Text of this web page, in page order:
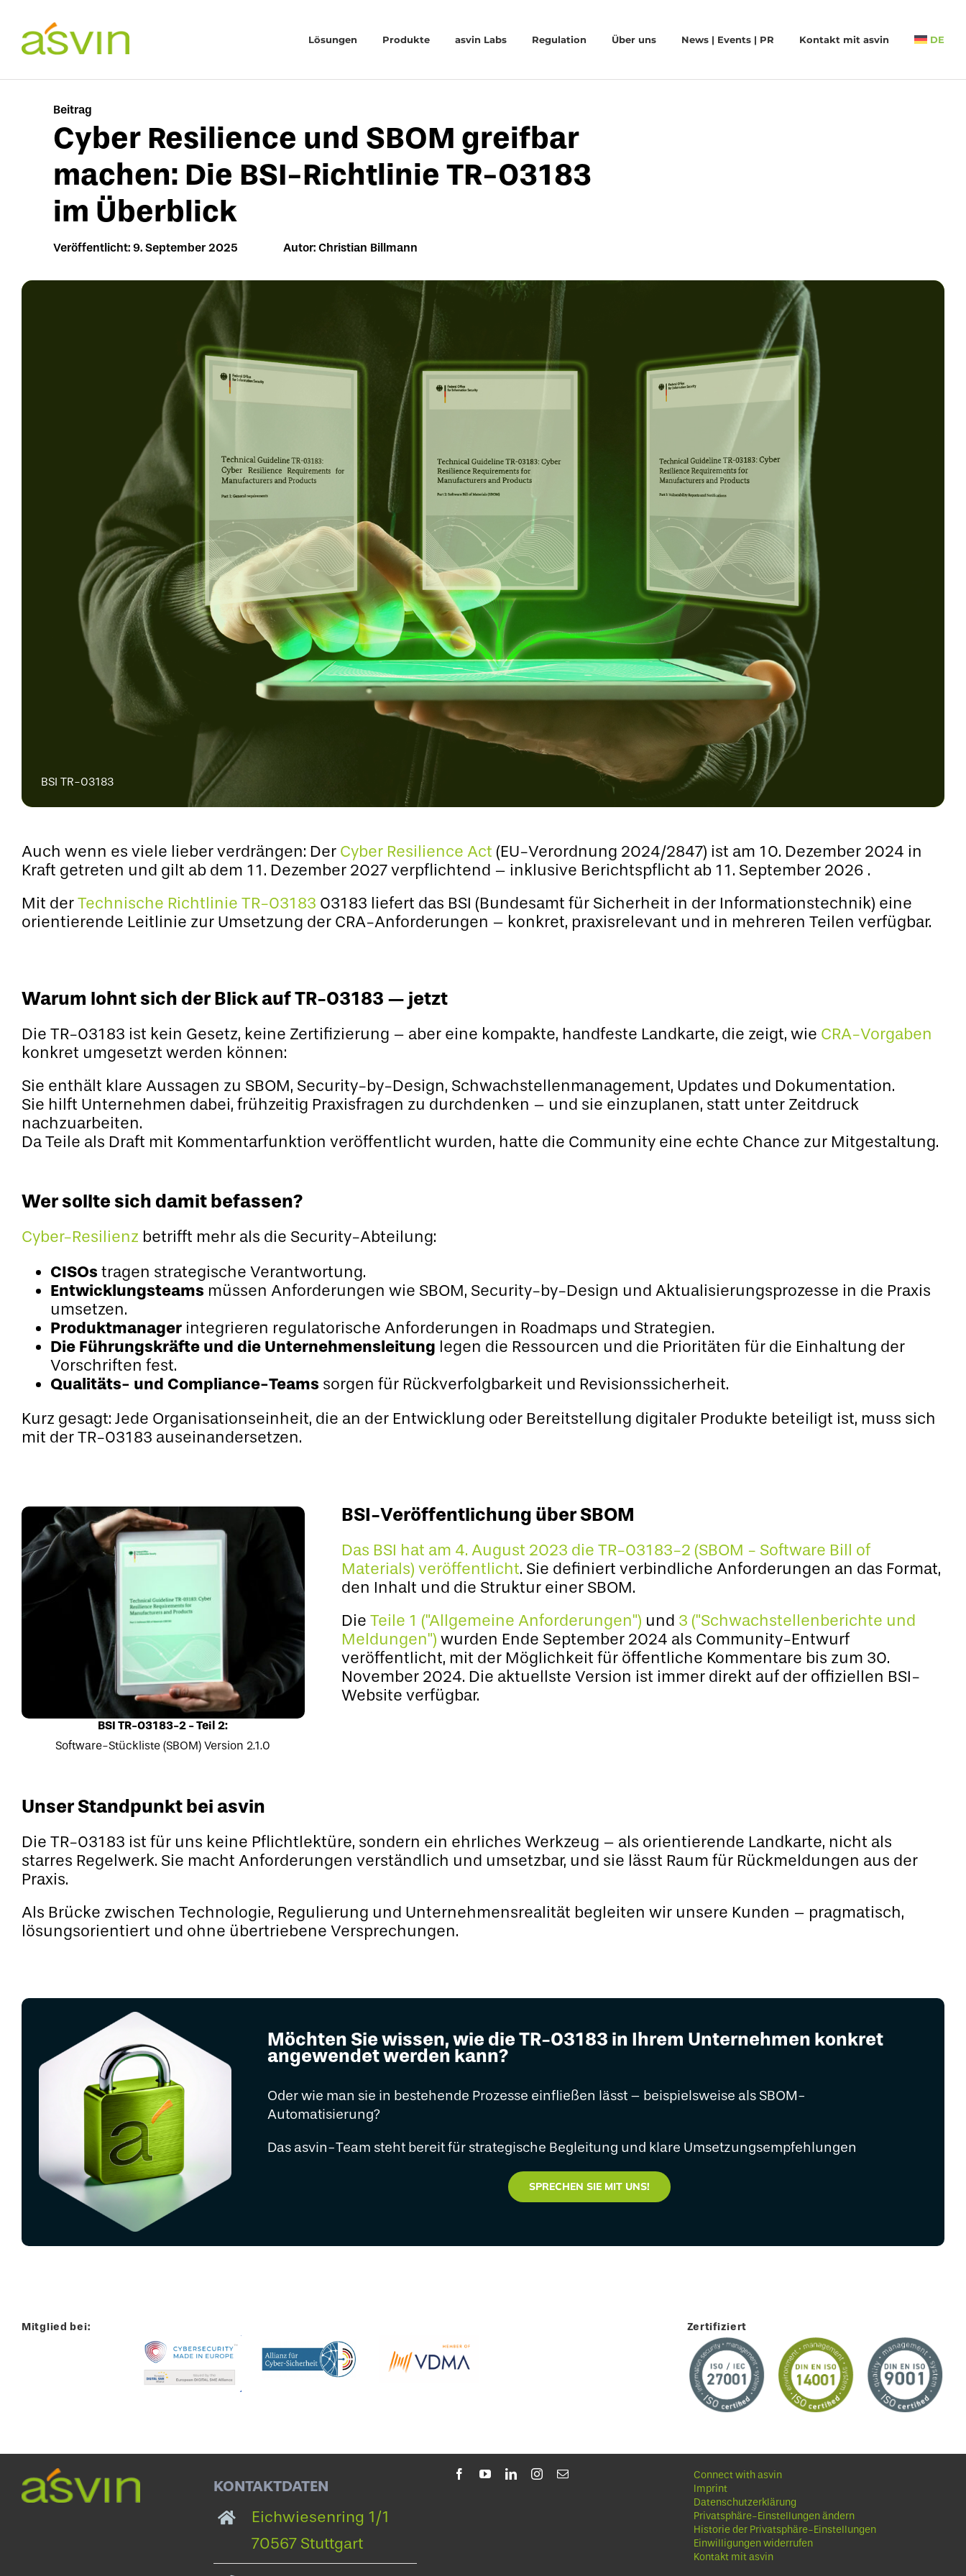
Inhalt
springen
Lösungen Produkte asvin Labs Regulation Über uns News | Events | PR Kontakt mit asvin DE
Beitrag
Cyber Resilience und SBOM greifbar
machen: Die BSI-Richtlinie TR-03183
im Überblick
Veröffentlicht: 9. September 2025 Autor: Christian Billmann
BSI TR-03183
Auch wenn es viele lieber verdrängen: Der Cyber Resilience Act (EU-Verordnung 2024/2847) ist am 10. Dezember 2024 in
Kraft getreten und gilt ab dem 11. Dezember 2027 verpflichtend – inklusive Berichtspflicht ab 11. September 2026 .
Mit derTechnische Richtlinie TR-03183 03183 liefert das BSI (Bundesamt für Sicherheit in der Informationstechnik) eine
orientierende Leitlinie zur Umsetzung der CRA-Anforderungen – konkret, praxisrelevant und in mehreren Teilen verfügbar.
Warum lohnt sich der Blick auf TR-03183 — jetzt
Die TR-03183 ist kein Gesetz, keine Zertifizierung – aber eine kompakte, handfeste Landkarte, die zeigt, wie CRA-Vorgaben
konkret umgesetzt werden können:
Sie enthält klare Aussagen zu SBOM, Security-by-Design, Schwachstellenmanagement, Updates und Dokumentation.
Sie hilft Unternehmen dabei, frühzeitig Praxisfragen zu durchdenken – und sie einzuplanen, statt unter Zeitdruck
nachzuarbeiten.
Da Teile als Draft mit Kommentarfunktion veröffentlicht wurden, hatte die Community eine echte Chance zur Mitgestaltung.
Wer sollte sich damit befassen?
Cyber-Resilienz betrifft mehr als die Security-Abteilung:
CISOs tragen strategische Verantwortung.
Entwicklungsteams müssen Anforderungen wie SBOM, Security-by-Design und Aktualisierungsprozesse in die Praxis
umsetzen.
Produktmanagerintegrieren regulatorische Anforderungen in Roadmaps und Strategien.
Die Führungskräfte und die Unternehmensleitung legen die Ressourcen und die Prioritäten für die Einhaltung der
Vorschriften fest.
Qualitäts- und Compliance-Teams sorgen für Rückverfolgbarkeit und Revisionssicherheit.
Kurz gesagt: Jede Organisationseinheit, die an der Entwicklung oder Bereitstellung digitaler Produkte beteiligt ist, muss sich
mit der TR-03183 auseinandersetzen.
BSI TR-03183-2 - Teil 2:
Software-Stückliste (SBOM) Version 2.1.0
BSI-Veröffentlichung über SBOM
Das BSI hat am 4. August 2023 die TR-03183-2 (SBOM - Software Bill of
Materials) veröffentlicht. Sie definiert verbindliche Anforderungen an das Format,
den Inhalt und die Struktur einer SBOM.
DieTeile 1 ("Allgemeine Anforderungen") und 3 ("Schwachstellenberichte und
Meldungen") wurden Ende September 2024 als Community-Entwurf
veröffentlicht, mit der Möglichkeit für öffentliche Kommentare bis zum 30.
November 2024. Die aktuellste Version ist immer direkt auf der offiziellen BSI-
Website verfügbar.
Unser Standpunkt bei asvin
Die TR-03183 ist für uns keine Pflichtlektüre, sondern ein ehrliches Werkzeug – als orientierende Landkarte, nicht als
starres Regelwerk. Sie macht Anforderungen verständlich und umsetzbar, und sie lässt Raum für Rückmeldungen aus der
Praxis.
Als Brücke zwischen Technologie, Regulierung und Unternehmensrealität begleiten wir unsere Kunden – pragmatisch,
lösungsorientiert und ohne übertriebene Versprechungen.
Möchten Sie wissen, wie die TR-03183 in Ihrem Unternehmen konkret
angewendet werden kann?
Oder wie man sie in bestehende Prozesse einfließen lässt – beispielsweise als SBOM-
Automatisierung?
Das asvin-Team steht bereit für strategische Begleitung und klare Umsetzungsempfehlungen
SPRECHEN SIE MIT UNS!
Mitglied bei: Zertifiziert
KONTAKTDATEN
Eichwiesenring 1/1
70567 Stuttgart
Connect with asvin
Imprint
Datenschutzerklärung
Privatsphäre-Einstellungen ändern
Historie der Privatsphäre-Einstellungen
Einwilligungen widerrufen
Kontakt mit asvin